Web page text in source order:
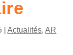
|Actualités,AR